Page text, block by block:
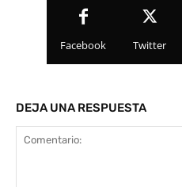
Facebook Twitter
DEJA UNA RESPUESTA